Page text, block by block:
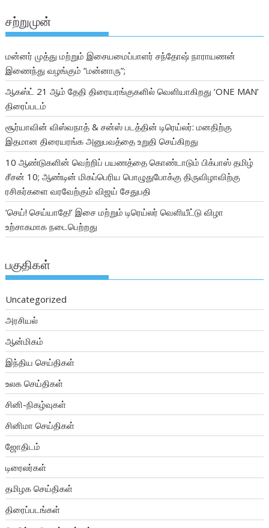
சற்றுமுன்
மன்னர் முத்து மற்றும் இசையமைப்பாளர் சந்தோஷ் நாராயணன்
இணைந்து வழங்கும் “மன்னாரு”;
ஆகஸ்ட் 21 ஆம் தேதி திரையரங்குகளில் வெளியாகிறது ‘ONE MAN’
திரைப்படம்
சூர்யாவின் விஸ்வநாத் & சன்ஸ் படத்தின் டிரெய்லர்: மனதிற்கு
இதமான திரையரங்க அனுபவத்தை உறுதி செய்கிறது
10 ஆண்டுகளின் வெற்றிப் பயணத்தை கொண்டாடும் பிக்பாஸ் தமிழ்
சீசன் 10; ஆண்டின் மிகப்பெரிய பொழுதுபோக்கு திருவிழாவிற்கு
ரசிகர்களை வரவேற்கும் விஜய் சேதுபதி
‘செய்! செய்யாதே!’ இசை மற்றும் டிரெய்லர் வெளியீட்டு விழா
உற்சாகமாக நடைபெற்றது
பகுதிகள்
Uncategorized
அரசியல்
ஆன்மிகம்
இந்திய செய்திகள்
உலக செய்திகள்
சினி-நிகழ்வுகள்
சினிமா செய்திகள்
ஜோதிடம்
டிரைலர்கள்
தமிழக செய்திகள்
திரைப்படங்கள்